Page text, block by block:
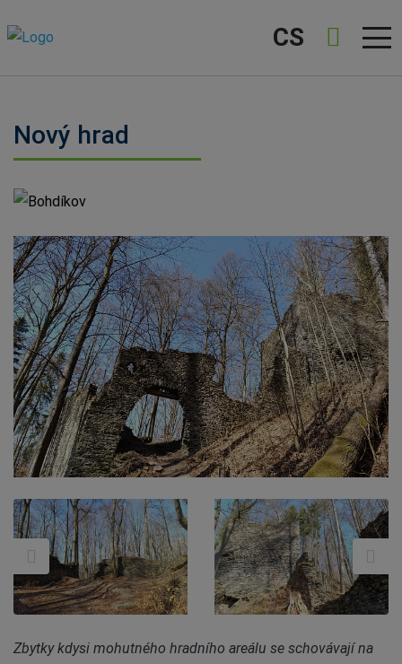
CS
Nový hrad
Bohdíkov
Zbytky kdysi mohutného hradního areálu se schovávají na